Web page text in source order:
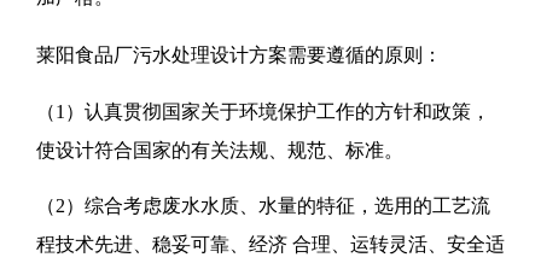
莱阳食品厂污水处理设计方案需要遵循的原则：
（1）认真贯彻国家关于环境保护工作的方针和政策，
使设计符合国家的有关法规、规范、标准。
（2）综合考虑废水水质、水量的特征，选用的工艺流
程技术先进、稳妥可靠、经济 合理、运转灵活、安全适